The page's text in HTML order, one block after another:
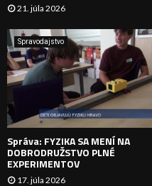
21. júla 2026
Spravodajstvo
Správa: FYZIKA SA MENÍ NA
DOBRODRUŽSTVO PLNÉ
EXPERIMENTOV
17. júla 2026